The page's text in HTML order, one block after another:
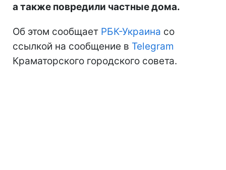
а также повредили частные дома.
Об этом сообщает РБК-Украина со
ссылкой на сообщение в Telegram
Краматорского городского совета.